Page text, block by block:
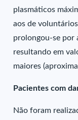
plasmáticos
aos de
prolongou-se por
resultando em
maiores
Pacientes com
Não foram